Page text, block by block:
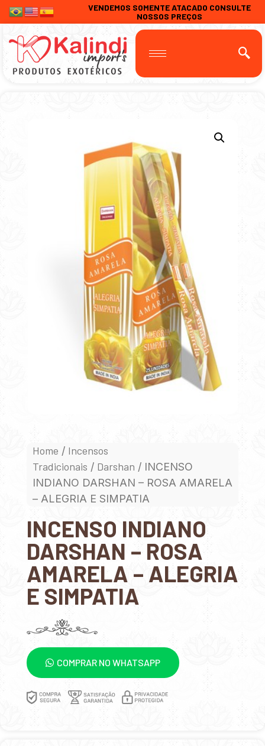
VENDEMOS SOMENTE ATACADO CONSULTE
NOSSOS PREÇOS
Home / Incensos
Tradicionais / Darshan / INCENSO
INDIANO DARSHAN – ROSA AMARELA
– ALEGRIA E SIMPATIA
INCENSO INDIANO
DARSHAN – ROSA
AMARELA – ALEGRIA
E SIMPATIA
COMPRAR NO WHATSAPP